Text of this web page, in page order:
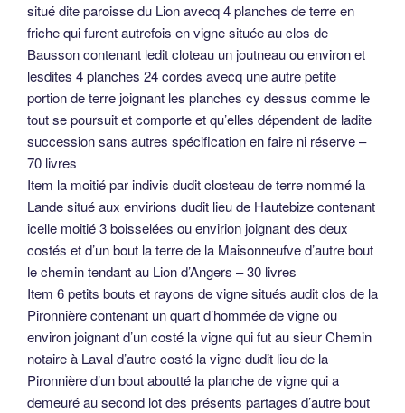
situé dite paroisse du Lion avecq 4 planches de terre en
friche qui furent autrefois en vigne située au clos de
Bausson contenant ledit cloteau un joutneau ou environ et
lesdites 4 planches 24 cordes avecq une autre petite
portion de terre joignant les planches cy dessus comme le
tout se poursuit et comporte et qu’elles dépendent de ladite
succession sans autres spécification en faire ni réserve –
70 livres
Item la moitié par indivis dudit closteau de terre nommé la
Lande situé aux envirions dudit lieu de Hautebize contenant
icelle moitié 3 boisselées ou envirion joignant des deux
costés et d’un bout la terre de la Maisonneufve d’autre bout
le chemin tendant au Lion d’Angers – 30 livres
Item 6 petits bouts et rayons de vigne situés audit clos de la
Pironnière contenant un quart d’hommée de vigne ou
environ joignant d’un costé la vigne qui fut au sieur Chemin
notaire à Laval d’autre costé la vigne dudit lieu de la
Pironnière d’un bout aboutté la planche de vigne qui a
demeuré au second lot des présents partages d’autre bout